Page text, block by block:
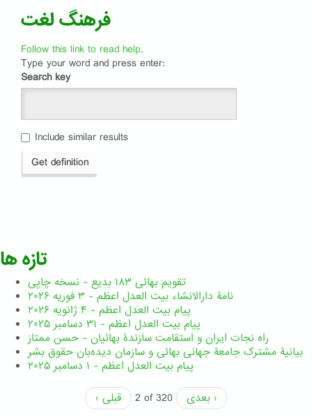
فرهنگ لغت
Follow this link to read help.
Type your word and press enter:
Search key
Include similar results
Get definition
تازه ها
تقویم بهائی ۱۸۳ بدیع - نسخه چاپی
نامۀ دارالانشاء بیت العدل اعظم - ۳ فوریه ۲۰۲۶
پیام بیت العدل اعظم - ۴ ژانویه ۲۰۲۶
پیام بیت العدل اعظم - ۳۱ دسامبر ۲۰۲۵
راه نجات ایران و استقامت سازندۀ بهائیان - حسن ممتاز
بیانیۀ مشترک جامعۀ جهانی بهائی و سازمان دیده‌بان حقوق بشر
پیام بیت العدل اعظم - ۱ دسامبر ۲۰۲۵
‹ قبلی
2 of 320 بعدی ›